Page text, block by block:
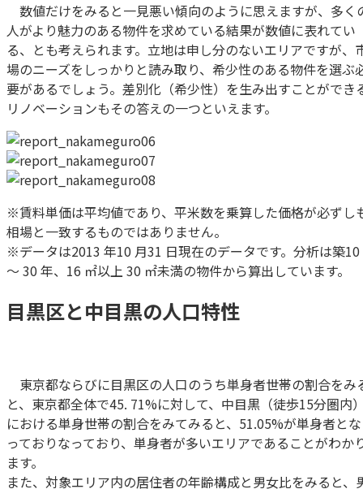
数値だけをみると一見悪い傾向のように思えますが、多く
人がより魅力のある物件を求めている結果が数値に表れてい
る、とも考えられます。立地は申し分のないエリアですが、
場のニーズをしっかりと読み取り、希少性のある物件を選ぶ
要があるでしょう。差別化（希少性）を生み出すことができ
リノベーションもその答えの一つといえます。
※賃料単価は平均値であり、平米数を乗算した価格が必ずし
相場と一致するものではありません。
※データは2013 年10 月31 日現在のデータです。分析は築10
～ 30 年、16 ㎡以上 30 ㎡未満の物件から算出しています。
目黒区と中目黒の人口特性
東京都ならびに目黒区の人口のうち単身者世帯の割合をみ
と、東京都全体で45. 71%に対して、中目黒（徒歩15分圏内
における単身世帯の割合をみてみると、51.05%が単身者とな
っておりなっており、単身者が多いエリアであることがわか
ます。
また、対象エリア内の居住者の年齢構成と男女比をみると、